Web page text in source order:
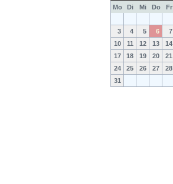
Mo Di Mi Do Fr
3
4 5 6 7
10
11 12 13 14
17
18 19 20 21
24
25 26 27 28
31